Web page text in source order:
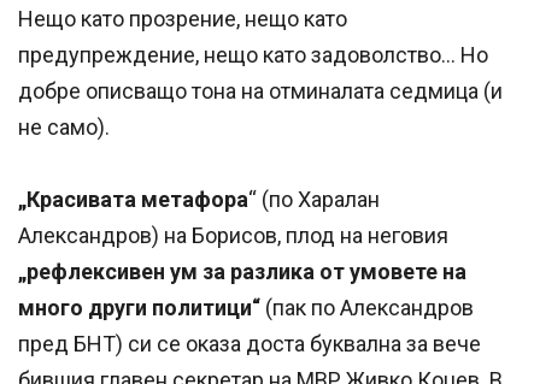
Нещо като прозрение, нещо като
предупреждение, нещо като задоволство… Но
добре описващо тона на отминалата седмица (и
не само).
„Красивата метафора“ (по Харалан
Александров) на Борисов, плод на неговия
„рефлексивен ум за разлика от умовете на
много други политици“ (пак по Александров
пред БНТ) си се оказа доста буквална за вече